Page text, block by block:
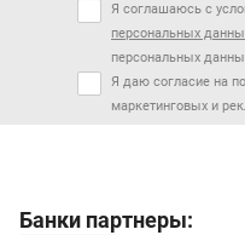
Я соглашаюсь с
персональных
персональных
Я даю согласие на
маркетинговых и
Банки партнеры: